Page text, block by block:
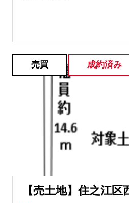
売買 成約済み